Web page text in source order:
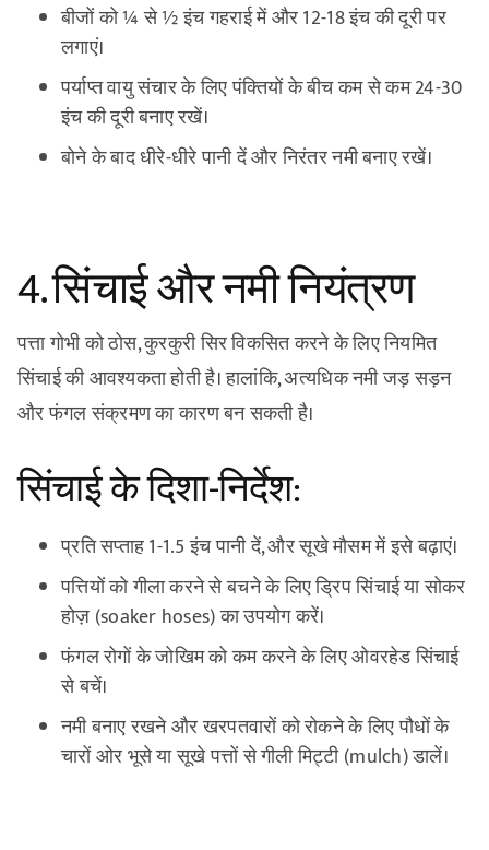
बीजों को ¼ से ½ इंच गहराई में और 12-18 इंच की दूरी पर
लगाएं।
पर्याप्त वायु संचार के लिए पंक्तियों के बीच कम से कम 24-30
इंच की दूरी बनाए रखें।
बोने के बाद धीरे-धीरे पानी दें और निरंतर नमी बनाए रखें।
4. सिंचाई और नमी नियंत्रण
पत्ता गोभी को ठोस, कुरकुरी सिर विकसित करने के लिए नियमित
सिंचाई की आवश्यकता होती है। हालांकि, अत्यधिक नमी जड़ सड़न
और फंगल संक्रमण का कारण बन सकती है।
सिंचाई के दिशा-निर्देश:
प्रति सप्ताह 1-1.5 इंच पानी दें, और सूखे मौसम में इसे बढ़ाएं।
पत्तियों को गीला करने से बचने के लिए ड्रिप सिंचाई या सोकर
होज़ (soaker hoses) का उपयोग करें।
फंगल रोगों के जोखिम को कम करने के लिए ओवरहेड सिंचाई
से बचें।
नमी बनाए रखने और खरपतवारों को रोकने के लिए पौधों के
चारों ओर भूसे या सूखे पत्तों से गीली मिट्टी (mulch) डालें।